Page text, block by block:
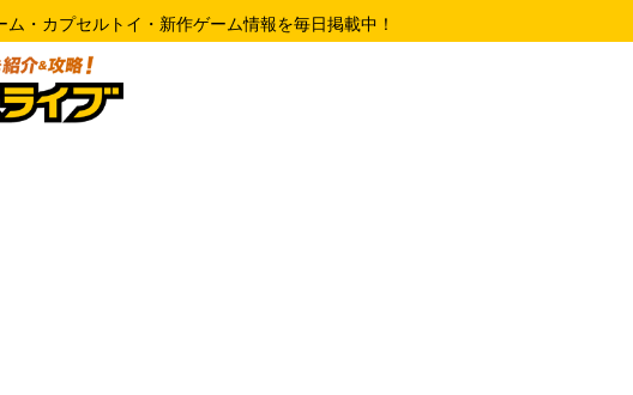
・カプセルトイ・新作ゲーム情報を毎日掲載中！